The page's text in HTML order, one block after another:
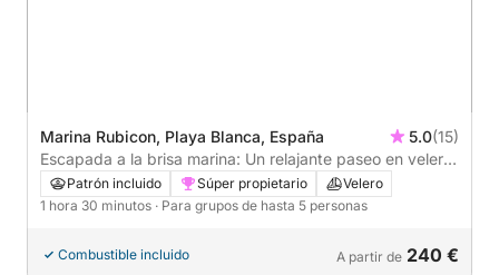
Marina Rubicon, Playa Blanca, España 5.0(15)
Escapada a la brisa marina: Un relajante paseo en velero
por Playa Blanca.
Patrón incluido Súper propietario
Velero
1 hora 30 minutos · Para grupos de hasta 5 personas
Combustible incluido A partir de 240 €